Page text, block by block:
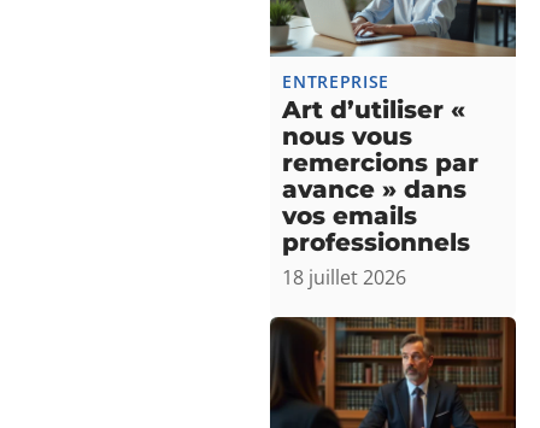
ENTREPRISE
Art d’utiliser «
nous vous
remercions par
avance » dans
vos emails
professionnels
18 juillet 2026